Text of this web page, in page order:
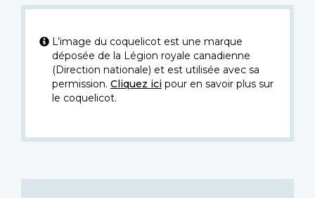
L’image du coquelicot est une marque
déposée de la Légion royale canadienne
(Direction nationale) et est utilisée avec sa
permission. Cliquez icipour en savoir plus sur
le coquelicot.